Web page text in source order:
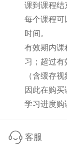
课到课程结
每个课程可
时间。
有效期内课
习；超过有
（含缓存视
因此在购
学习进度购
客服